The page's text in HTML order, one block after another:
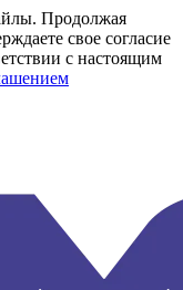
Продолжая
свое согласие
с настоящим